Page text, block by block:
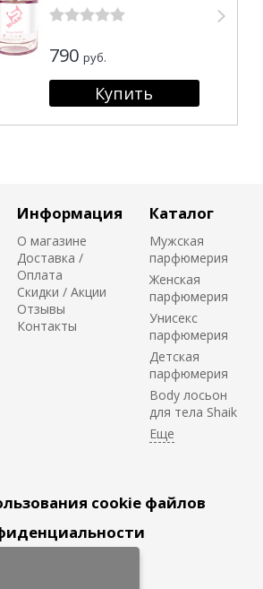
790 руб.
Информация
О магазине
Доставка /
Оплата
Скидки / Акции
Отзывы
Контакты
Каталог
Мужская
парфюмерия
Женская
парфюмерия
Унисекс
парфюмерия
Детская
парфюмерия
Body лосьон
для тела Shaik
cookie файлов